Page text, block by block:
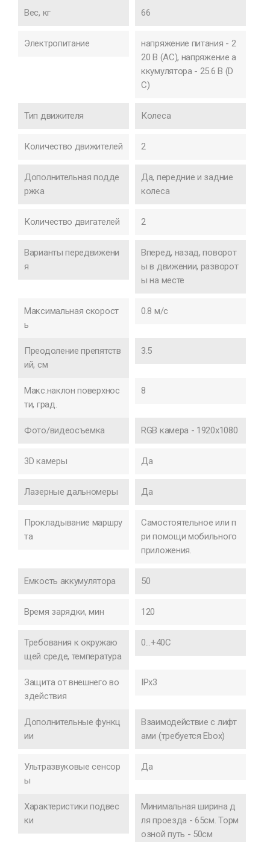
Вес, кг 66
Электропитание
напряжение питания - 2
20 В (AC), напряжение а
ккумулятора - 25.6 В (D
C)
Тип движителя Колеса
Количество движителей 2
Дополнительная подде
ржка
Да, передние и задние
колеса
Количество двигателей 2
Варианты передвижени
я
Вперед, назад, поворот
ы в движении, разворот
ы на месте
Максимальная скорост
ь
0.8 м/с
Преодоление препятств
ий, см
3.5
Макс.наклон поверхнос
ти, град.
8
Фото/видеосъемка RGB камера - 1920x1080
3D камеры Да
Лазерные дальномеры Да
Прокладывание маршру
та
Самостоятельное или п
ри помощи мобильного
приложения.
Емкость аккумулятора 50
Время зарядки, мин 120
Требования к окружаю
щей среде, температура
0...+40C
Защита от внешнего во
здействия
IPx3
Дополнительные функц
ии
Взаимодействие с лифт
ами (требуется Ebox)
Ультразвуковые сенсор
ы
Да
Характеристики подвес
ки
Минимальная ширина д
ля проезда - 65см. Торм
озной путь - 50см